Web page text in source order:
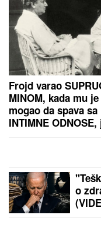
Frojd varao
MINOM, kada mu
mogao da spava
INTIMNE
o